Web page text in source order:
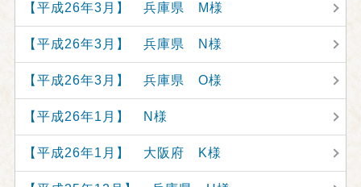
【平成26年3月】 兵庫県 M様
【平成26年3月】 兵庫県 N様
【平成26年3月】 兵庫県 O様
【平成26年1月】 N様
【平成26年1月】 大阪府 K様